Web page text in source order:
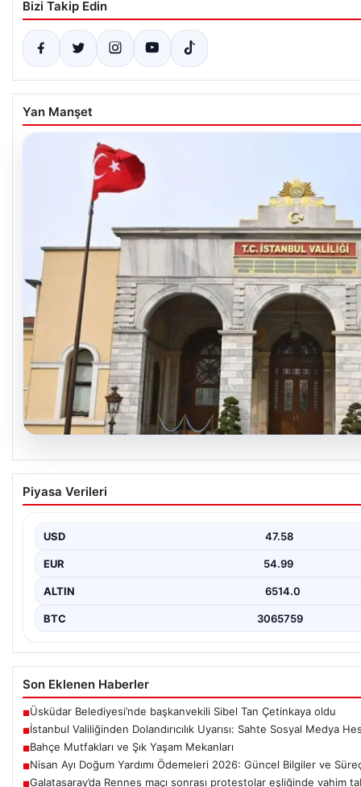
Bizi Takip Edin
Yan Manşet
05.08.2026
İstanbul Valiliğinden Dolandırıcılık Uyarısı:
Hesaplarına Dikkat
Valilikten yapılan açıklamada,…
Piyasa Verileri
USD 47.58
EUR 54.99
ALTIN 6514.0
BTC 3065759
Son Eklenen Haberler
■Üsküdar Belediyesi’nde başkanvekili Sibel Tan Çetinkaya oldu
■İstanbul Valiliğinden Dolandırıcılık Uyarısı: Sahte Sosyal Medya
■Bahçe Mutfakları ve Şık Yaşam Mekanları
■Nisan Ayı Doğum Yardımı Ödemeleri 2026: Güncel Bilgiler ve
■Galatasaray’da Rennes maçı sonrası protestolar eşliğinde vahim